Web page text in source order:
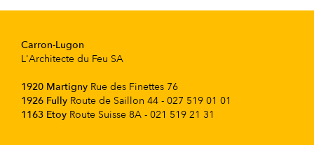
Carron-Lugon
L'Architecte du Feu SA
1920 Martigny Rue des Finettes 76
1926 Fully Route de Saillon 44 - 027 519 01 01
1163 Etoy Route Suisse 8A - 021 519 21 31